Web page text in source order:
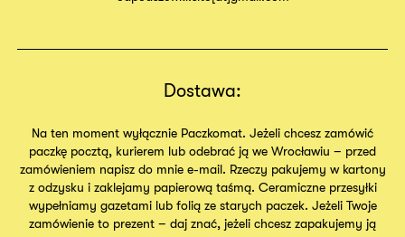
Dostawa:
Na ten moment wyłącznie Paczkomat. Jeżeli chcesz zamówić
paczkę pocztą, kurierem lub odebrać ją we Wrocławiu – przed
zamówieniem napisz do mnie e-mail. Rzeczy pakujemy w kartony
z odzysku i zaklejamy papierową taśmą. Ceramiczne przesyłki
wypełniamy gazetami lub folią ze starych paczek. Jeżeli Twoje
zamówienie to prezent – daj znać, jeżeli chcesz zapakujemy ją